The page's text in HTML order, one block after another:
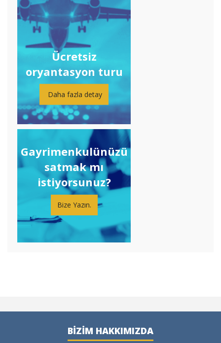
Ücretsiz
oryantasyon turu
Daha fazla detay
Gayrimenkulünüzü
satmak mı
istiyorsunuz?
Bize Yazın.
BIZIM HAKKIMIZDA